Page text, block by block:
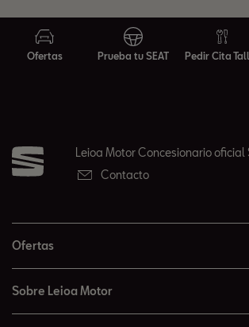
Ofertas Prueba tu SEAT Pedir Cita
Leioa Motor Concesionario oficial
Contacto
Ofertas
Sobre Leioa Motor